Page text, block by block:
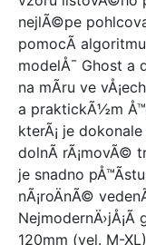
Kenzel
CULT
B\'TWIN
Mondraker
Pashley
MRX
Johnny Loco
MEXLLER
Olpran
Cube
PUKY
nejlÃ©pe
pomocÃ­
modelÅ¯ Ghost a
na mÃ­ru ve
a praktickÃ½m
kterÃ¡ je
dolnÃ­ rÃ¡movÃ©
je snadno
nÃ¡roÄnÃ©
NejmodernÄ›jÅ¡Ã­
120mm (vel. M-